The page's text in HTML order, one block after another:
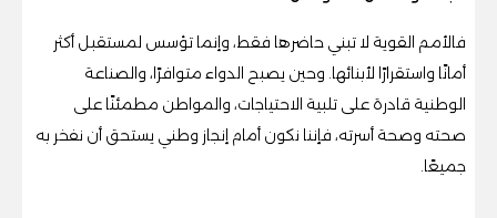
فالأمم القوية لا تبني حاضرها فقط، وإنما تؤسس لمستقبل أكثر
أمانًا واستقرارًا لأبنائها. وحين يصبح الدواء متوافرًا، والصناعة
الوطنية قادرة على تلبية الاحتياجات، والمواطن مطمئنًا على
صحته وصحة أسرته، فإننا نكون أمام إنجاز وطني يستحق أن نفخر به
جميعًا.